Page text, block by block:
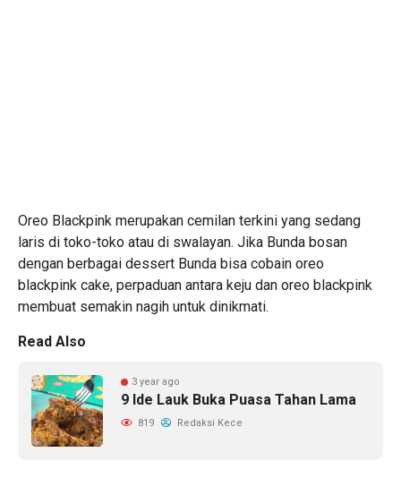
Oreo Blackpink merupakan cemilan terkini yang sedang
laris di toko-toko atau di swalayan. Jika Bunda bosan
dengan berbagai dessert Bunda bisa cobain oreo
blackpink cake, perpaduan antara keju dan oreo blackpink
membuat semakin nagih untuk dinikmati.
Read Also
3 year ago
9 Ide Lauk Buka Puasa Tahan Lama
819 Redaksi Kece